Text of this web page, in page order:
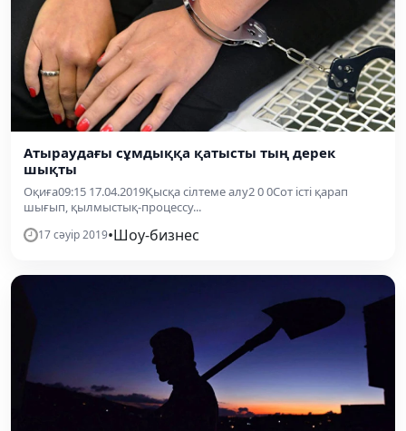
Атыраудағы сұмдыққа қатысты тың дерек
шықты
Оқиға09:15 17.04.2019Қысқа сілтеме алу2 0 0Сот істі қарап
шығып, қылмыстық-процессу...
17 сәуір 2019•Шоу-бизнес